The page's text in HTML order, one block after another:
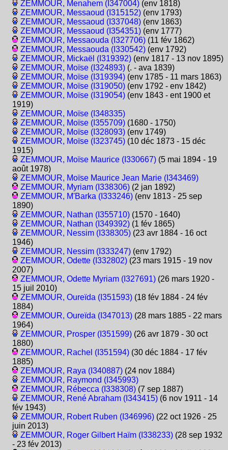
ZEMMOUR, Menahem (I347004) (env 1818)
ZEMMOUR, Messaoud (I315152) (env 1793)
ZEMMOUR, Messaoud (I337048) (env 1863)
ZEMMOUR, Messaoud (I354351) (env 1777)
ZEMMOUR, Messaouda (I327706) (11 fév 1862)
ZEMMOUR, Messaouda (I330542) (env 1792)
ZEMMOUR, Mickaël (I319392) (env 1817 - 13 nov 1895)
ZEMMOUR, Moïse (I324893) (. - ava 1839)
ZEMMOUR, Moïse (I319394) (env 1785 - 11 mars 1863)
ZEMMOUR, Moïse (I319050) (env 1792 - env 1842)
ZEMMOUR, Moïse (I319054) (env 1843 - ent 1900 et
1919)
ZEMMOUR, Moïse (I348335)
ZEMMOUR, Moïse (I355709) (1680 - 1750)
ZEMMOUR, Moïse (I328093) (env 1749)
ZEMMOUR, Moïse (I323745) (10 déc 1873 - 15 déc
1915)
ZEMMOUR, Moïse Maurice (I330667) (5 mai 1894 - 19
août 1978)
ZEMMOUR, Moïse Maurice Jean Marie (I343469)
ZEMMOUR, Myriam (I338306) (2 jan 1892)
ZEMMOUR, M'Barka (I333246) (env 1813 - 25 sep
1890)
ZEMMOUR, Nathan (I355710) (1570 - 1640)
ZEMMOUR, Nathan (I349392) (1 fév 1865)
ZEMMOUR, Nessim (I338305) (23 avr 1884 - 16 oct
1946)
ZEMMOUR, Nessim (I333247) (env 1792)
ZEMMOUR, Odette (I332802) (23 mars 1915 - 19 nov
2007)
ZEMMOUR, Odette Myriam (I327691) (26 mars 1920 -
15 juil 2010)
ZEMMOUR, Oureïda (I351593) (18 fév 1884 - 24 fév
1884)
ZEMMOUR, Oureïda (I347013) (28 mars 1885 - 22 mars
1964)
ZEMMOUR, Prosper (I351599) (26 avr 1879 - 30 oct
1880)
ZEMMOUR, Rachel (I351594) (30 déc 1884 - 17 fév
1885)
ZEMMOUR, Raya (I340887) (24 nov 1884)
ZEMMOUR, Raymond (I345993)
ZEMMOUR, Rébecca (I338308) (7 sep 1887)
ZEMMOUR, René Abraham (I343415) (6 nov 1911 - 14
fév 1943)
ZEMMOUR, Robert Ruben (I346996) (22 oct 1926 - 25
juin 2013)
ZEMMOUR, Roger Gilbert Haïm (I338233) (28 sep 1932
- 23 fév 2013)